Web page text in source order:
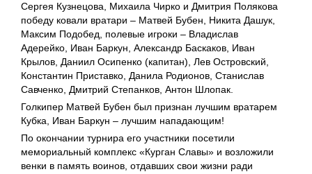
Сергея Кузнецова, Михаила Чирко и Дмитрия Полякова
победу ковали вратари – Матвей Бубен, Никита Дашук,
Максим Подобед, полевые игроки – Владислав
Адерейко, Иван Баркун, Александр Баскаков, Иван
Крылов, Даниил Осипенко (капитан), Лев Островский,
Константин Приставко, Данила Родионов, Станислав
Савченко, Дмитрий Степанков, Антон Шлопак.
Голкипер Матвей Бубен был признан лучшим вратарем
Кубка, Иван Баркун – лучшим нападающим!
По окончании турнира его участники посетили
мемориальный комплекс «Курган Славы» и возложили
венки в память воинов, отдавших свои жизни ради